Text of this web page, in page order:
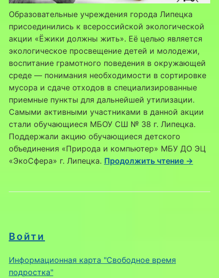
Войти
Информационная карта "Свободное время
подростка"
Образовательные учреждения города Липецка
присоединились к всероссийской экологической
акции «Ёжики должны жить». Её целью является
экологическое просвещение детей и молодежи,
воспитание грамотного поведения в окружающей
среде — понимания необходимости в сортировке
мусора и сдаче отходов в специализированные
приемные пункты для дальнейшей утилизации.
Самыми активными участниками в данной акции
стали обучающиеся МБОУ СШ № 38 г. Липецка.
Поддержали акцию обучающиеся детского
объединения «Природа и компьютер» МБУ ДО ЭЦ
«ЭкоСфера» г. Липецка. Продолжить чтение →